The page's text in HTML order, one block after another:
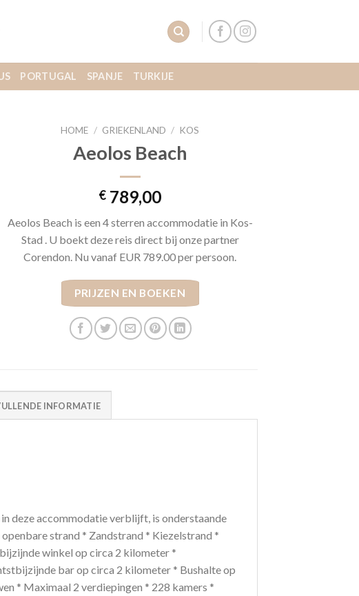
PORTUGAL SPANJE TURKIJE
HOME / GRIEKENLAND / KOS
Aeolos Beach
€ 789,00
Aeolos Beach is een 4 sterren accommodatie in Kos-
Stad . U boekt deze reis direct bij onze partner
Corendon. Nu vanaf EUR 789.00 per persoon.
PRIJZEN EN BOEKEN
INFORMATIE
deze accommodatie verblijft, is onderstaande
strand * Zandstrand * Kiezelstrand *
winkel op circa 2 kilometer *
bar op circa 2 kilometer * Bushalte op
* Maximaal 2 verdiepingen * 228 kamers *